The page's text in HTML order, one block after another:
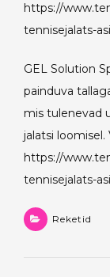
https://
tennisejalats-
GEL Solution
painduva
mis tulenevad
jalatsi
https://
tennisejalats-
Reketid